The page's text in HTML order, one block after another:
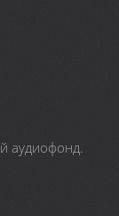
аудиофонд.